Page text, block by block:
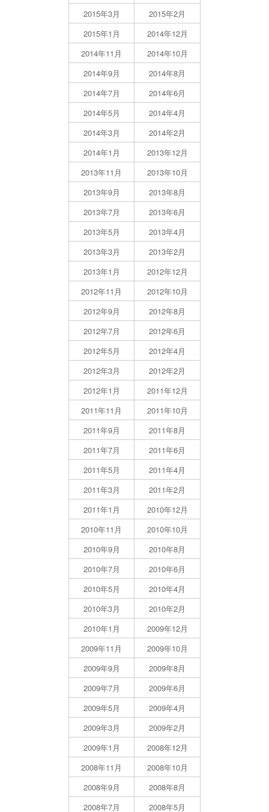
2015年3月
2015年2月
2015年1月
2014年12月
2014年11月
2014年10月
2014年9月
2014年8月
2014年7月
2014年6月
2014年5月
2014年4月
2014年3月
2014年2月
2014年1月
2013年12月
2013年11月
2013年10月
2013年9月
2013年8月
2013年7月
2013年6月
2013年5月
2013年4月
2013年3月
2013年2月
2013年1月
2012年12月
2012年11月
2012年10月
2012年9月
2012年8月
2012年7月
2012年6月
2012年5月
2012年4月
2012年3月
2012年2月
2012年1月
2011年12月
2011年11月
2011年10月
2011年9月
2011年8月
2011年7月
2011年6月
2011年5月
2011年4月
2011年3月
2011年2月
2011年1月
2010年12月
2010年11月
2010年10月
2010年9月
2010年8月
2010年7月
2010年6月
2010年5月
2010年4月
2010年3月
2010年2月
2010年1月
2009年12月
2009年11月
2009年10月
2009年9月
2009年8月
2009年7月
2009年6月
2009年5月
2009年4月
2009年3月
2009年2月
2009年1月
2008年12月
2008年11月
2008年10月
2008年9月
2008年8月
2008年7月
2008年5月